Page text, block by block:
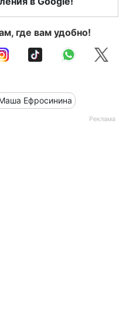
где вам удобно!
Ефросинина